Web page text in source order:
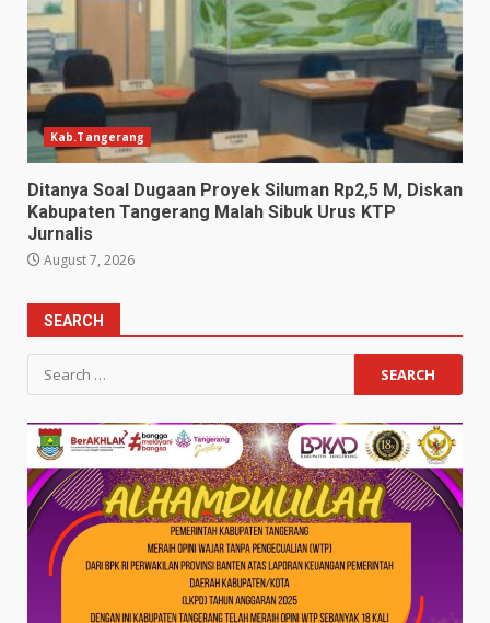
Kab.Tangerang
Ditanya Soal Dugaan Proyek Siluman Rp2,5 M, Diskan
Kabupaten Tangerang Malah Sibuk Urus KTP
Jurnalis
August 7, 2026
SEARCH
Search
for: